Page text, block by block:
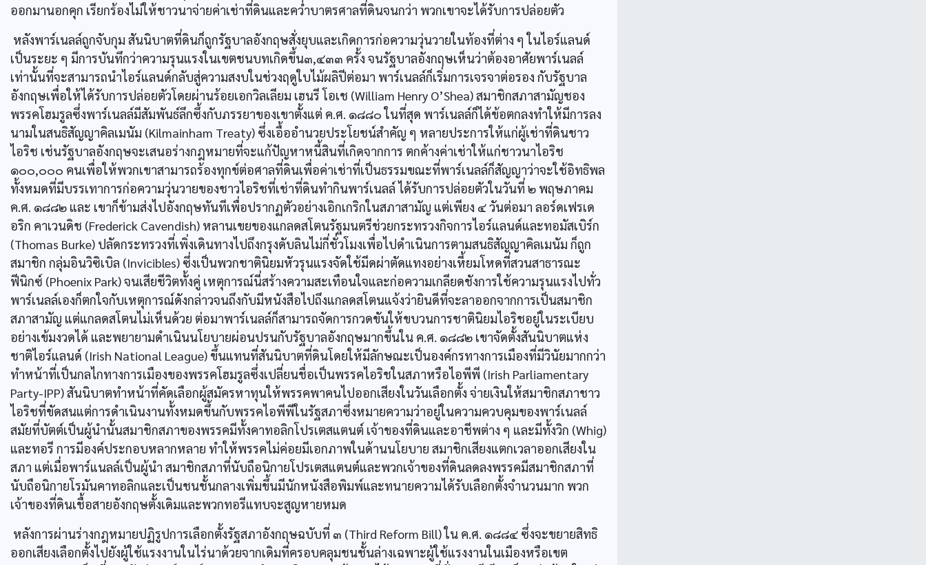
ออกมานอกคุก เรียกร้องไม่ให้ชาวนาจ่ายค่าเช่าที่ดินและควํ่าบาตรศาลที่ดินจนกว่า พวกเขาจะได้รับการปล่อยตัว
หลังพาร์เนลล์ถูกจับกุม สันนิบาตที่ดินก็ถูกรัฐบาลอังกฤษสั่งยุบและเกิดการก่อความวุ่นวายในท้องที่ต่าง ๆ ในไอร์แลนด์
เป็นระยะ ๆ มีการบันทึกว่าความรุนแรงในเขตชนบทเกิดขึ้น๓,๔๓๓ ครั้ง จนรัฐบาลอังกฤษเห็นว่าต้องอาศัยพาร์เนลล์
เท่านั้นที่จะสามารถนำไอร์แลนด์กลับสู่ความสงบในช่วงฤดูใบไม้ผลิปีต่อมา พาร์เนลล์ก็เริ่มการเจรจาต่อรอง กับรัฐบาล
อังกฤษเพื่อให้ได้รับการปล่อยตัวโดยผ่านร้อยเอกวิลเลียม เฮนรี โอเช (William Henry O’Shea) สมาชิกสภาสามัญชอง
พรรคโฮมรูลซึ่งพาร์เนลล์มีสัมพันธ์ลึกซึ้งกับภรรยาของเขาตั้งแต่ ค.ศ. ๑๘๘๐ ในที่สุด พาร์เนลล์ก็ได้ข้อตกลงทำให้มีการลง
นามในสนธิสัญญาคิลเมนัม (Kilmainham Treaty) ซึ่งเอื้ออำนวยประโยชน์สำคัญ ๆ หลายประการให้แก่ผู้เช่าที่ดินชาว
ไอริช เช่นรัฐบาลอังกฤษจะเสนอร่างกฎหมายที่จะแก้ปัญหาหนี้สินที่เกิดจากการ ตกค้างค่าเช่าให้แก่ชาวนาไอริช
๑๐๐,๐๐๐ คนเพื่อให้พวกเขาสามารถร้องทุกข์ต่อศาลที่ดินเพื่อค่าเช่าที่เป็นธรรมขณะที่พาร์เนลล์ก็สัญญาว่าจะใช้อิทธิพล
ทั้งหมดที่มีบรรเทาการก่อความวุ่นวายของชาวไอริชที่เช่าที่ดินทำกินพาร์เนลล์ ได้รับการปล่อยตัวในวันที่ ๒ พฤษภาคม
ค.ศ. ๑๘๘๒ และ เขาก็ข้ามส่งไปอังกฤษทันทีเพื่อปรากฏตัวอย่างเอิกเกริกในสภาสามัญ แต่เพียง ๔ วันต่อมา ลอร์ดเฟรเด
อริก คาเวนดิช (Frederick Cavendish) หลานเขยของแกลดสโตนรัฐมนตรีช่วยกระทรวงกิจการไอร์แลนด์และทอมัสเบิร์ก
(Thomas Burke) ปลัดกระทรวงที่เพิ่งเดินทางไปถึงกรุงดับลินไม่กี่ชั่วโมงเพื่อไปดำเนินการตามสนธิสัญญาคิลเมนัม ก็ถูก
สมาชิก กลุ่มอินวิซิเบิล (Invicibles) ซึ่งเป็นพวกชาตินิยมหัวรุนแรงจัดใช้มีดผ่าตัดแทงอย่างเหี้ยมโหดที่สวนสาธารณะ
ฟีนิกซ์ (Phoenix Park) จนเสียชีวิตทั้งคู่ เหตุการณ์นี่สร้างความสะเทือนใจและก่อความเกลียดชังการใช้ความรุนแรงไปทั่ว
พาร์เนลล์เองก็ตกใจกับเหตุการณ์ดังกล่าวจนถึงกับมีหนังสือไปถึงแกลดสโตนแจ้งว่ายินดีที่จะลาออกจากการเป็นสมาชิก
สภาสามัญ แต่แกลดสโตนไม่เห็นด้วย ต่อมาพาร์เนลล์ก็สามารถจัดการกวดขันให้ขบวนการชาตินิยมไอริชอยู่ในระเบียบ
อย่างเข้มงวดได้ และพยายามดำเนินนโยบายผ่อนปรนกับรัฐบาลอังกฤษมากขึ้นใน ค.ศ. ๑๘๘๒ เขาจัดตั้งสันนิบาตแห่ง
ชาติไอร์แลนด์ (Irish National League) ขึ้นแทนที่สันนิบาตที่ดินโดยให้มีลักษณะเป็นองค์กรทางการเมืองที่มีวินัยมากกว่า
ทำหน้าที่เป็นกลไกทางการเมืองของพรรคโฮมรูลซึ่งเปลี่ยนชื่อเป็นพรรคไอริชในสภาหรือไอพีพี (Irish Parliamentary
Party-IPP) สันนิบาตทำหน้าที่คัดเลือกผู้สมัครหาทุนให้พรรคพาคนไปออกเสียงในวันเลือกตั้ง จ่ายเงินให้สมาชิกสภาชาว
ไอริชที่ขัดสนแต่การดำเนินงานทั้งหมดขึ้นกับพรรคไอพีพีในรัฐสภาซึ่งหมายความว่าอยู่ในความควบคุมของพาร์เนลล์
สมัยที่บัตต์เป็นผู้นำนั้นสมาชิกสภาของพรรคมีทั้งคาทอลิกโปรเตสแตนต์ เจ้าของที่ดินและอาชีพต่าง ๆ และมีทั้งวิก (Whig)
และทอรี การมีองค์ประกอบหลากหลาย ทำให้พรรคไม่ค่อยมีเอกภาพในด้านนโยบาย สมาชิกเสียงแตกเวลาออกเสียงใน
สภา แต่เมื่อพาร์แนลล์เป็นผู้นำ สมาชิกสภาที่นับถือนิกายโปรเตสแตนต์และพวกเจ้าของที่ดินลดลงพรรคมีสมาชิกสภาที่
นับถือนิกายโรมันคาทอลิกและเป็นชนชั้นกลางเพิ่มขึ้นมีนักหนังสือพิมพ์และทนายความได้รับเลือกตั้งจำนวนมาก พวก
เจ้าของที่ดินเชื้อสายอังกฤษตั้งเดิมและพวกทอรีแทบจะสูญหายหมด
หลังการผ่านร่างกฎหมายปฏิรูปการเลือกตั้งรัฐสภาอังกฤษฉบับที่ ๓ (Third Reform Bill) ใน ค.ศ. ๑๘๘๔ ซึ่งจะขยายสิทธิ
ออกเสียงเลือกตั้งไปยังผู้ใช้แรงงานในไร่นาด้วยจากเดิมที่ครอบคลุมชนชั้นล่างเฉพาะผู้ใช้แรงงานในเมืองหรือเขต